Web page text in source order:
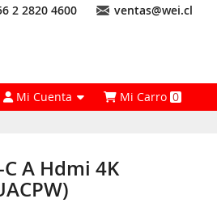
2 2820 4600 ventas@wei.cl
Mi Cuenta Mi Carro0
A Hdmi 4K